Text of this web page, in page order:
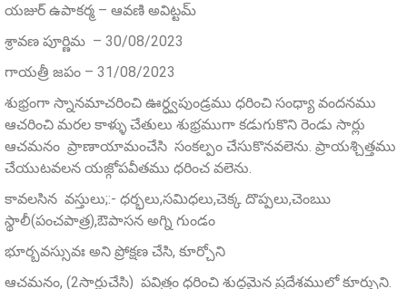
యజుర్ ఉపాకర్మ – ఆవణి అవిట్టమ్
శ్రావణ పూర్ణిమ – 30/08/2023
గాయత్రీ జపం – 31/08/2023
శుభ్రంగా స్నానమాచరించి ఊర్ధ్వపుండ్రము ధరించి సంధ్యా వందనము
ఆచరించి మరల కాళ్ళు చేతులు శుభ్రముగా కడుగుకొని రెండు సార్లు
ఆచమనం ప్రాణాయామంచేసి సంకల్పం చేసుకొనవలెను. ప్రాయశ్చిత్తము
చేయుటవలన యజ్గోపవీతము ధరించ వలెను.
కావలసిన వస్తులు;:- ధర్భలు,సమిధలు,చెక్క దొప్పలు,చెంఋ
స్థాలీ(పంచపాత్ర),ఔపాసన అగ్ని గుండం
భూర్బవస్సువః అని ప్రోక్షణ చేసి, కూర్చోని
ఆచమనం, (2సార్లుచేసి) పవిత్రం ధరించి శుద్దమైన ప్రదేశములో కూర్చుని.